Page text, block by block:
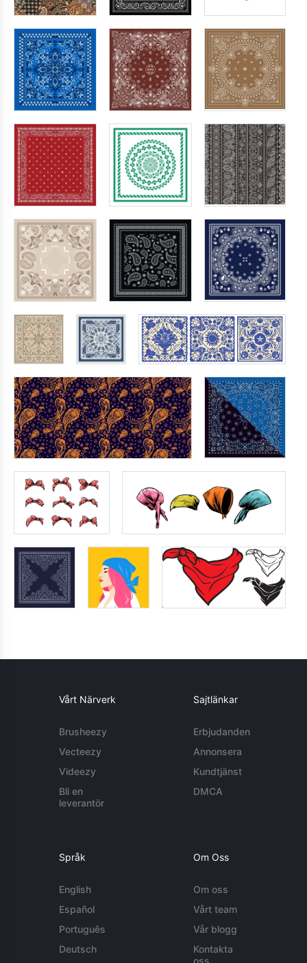
Vårt Närverk
Brusheezy
Vecteezy
Videezy
Bli en
leverantör
Sajtlänkar
Erbjudanden
Annonsera
Kundtjänst
DMCA
Språk
English
Español
Português
Deutsch
Om Oss
Om oss
Vårt team
Vår blogg
Kontakta
oss